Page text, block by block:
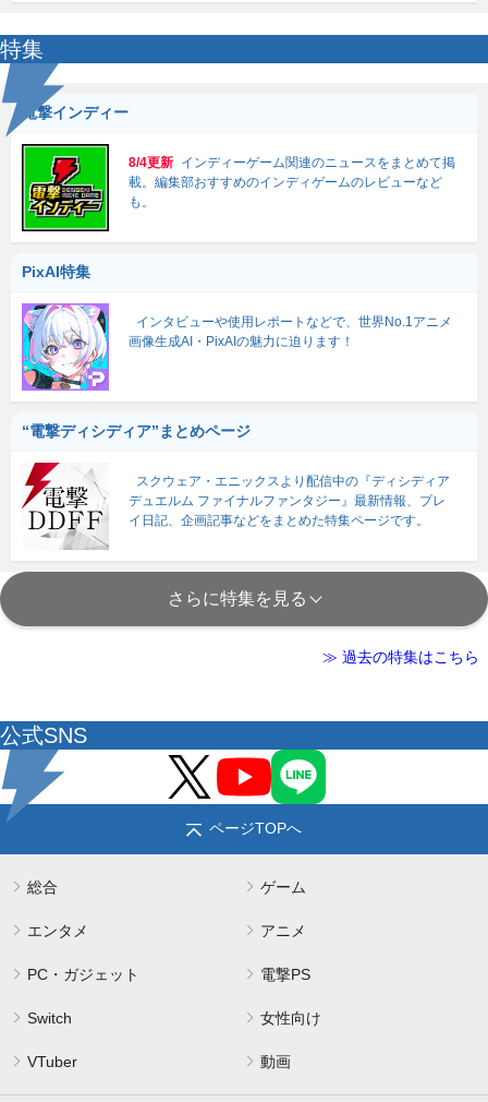
特集
電撃インディー
8/4更新 インディーゲーム関連のニュースをまとめて掲
載。編集部おすすめのインディゲームのレビューなど
も。
PixAI特集
インタビューや使用レポートなどで、世界No.1アニメ
画像生成AI・PixAIの魅力に迫ります！
“電撃ディシディア”まとめページ
スクウェア・エニックスより配信中の『ディシディア
デュエルム ファイナルファンタジー』最新情報、プレ
イ日記、企画記事などをまとめた特集ページです。
さらに特集を見る
≫ 過去の特集はこちら
公式SNS
ページTOPへ
総合 ゲーム
エンタメ アニメ
PC・ガジェット 電撃PS
Switch 女性向け
VTuber 動画